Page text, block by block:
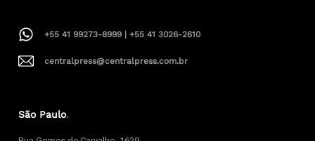
+55 41 99273-8999 | +55 41 3026-2610
centralpress@centralpress.com.br
São Paulo.